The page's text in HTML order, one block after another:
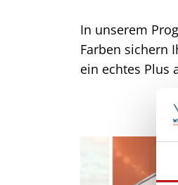
In unserem
Farben sichern
ein echtes Plus